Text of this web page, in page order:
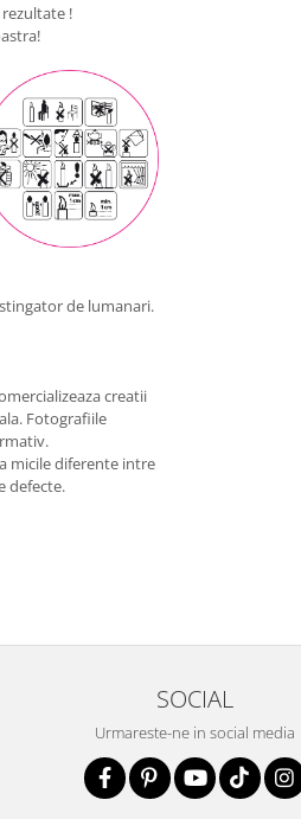
!
de lumanari.
creatii
Fotografiile
micile diferente intre
defecte.
SOCIAL
Urmareste-ne in social media